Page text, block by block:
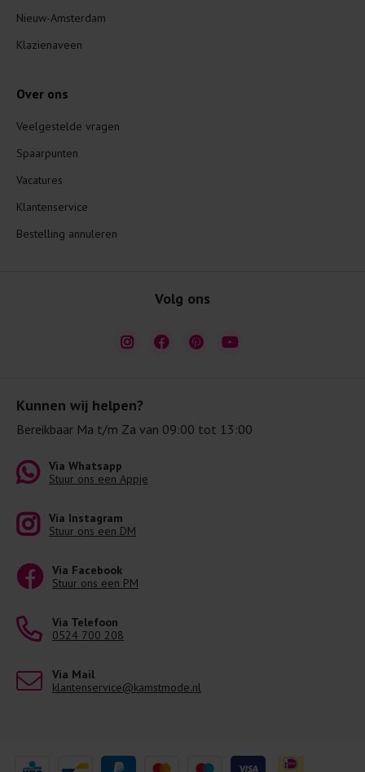
Kunnen wij helpen?
Bereikbaar Ma t/m Za van 09:00 tot 13:00
Via Whatsapp
Stuur ons een Appje
Via Instagram
Stuur ons een DM
Via Facebook
Stuur ons een PM
Via Telefoon
0524 700 208
Via Mail
klantenservice@kamstmode.nl
Nieuw-Amsterdam
Klazienaveen
Over ons
Veelgestelde vragen
Spaarpunten
Vacatures
Klantenservice
Bestelling annuleren
Volg ons